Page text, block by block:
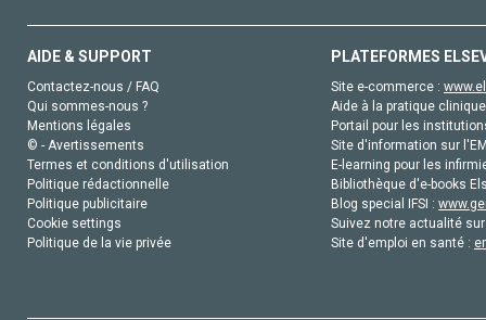
AIDE & SUPPORT
Contactez-nous / FAQ
Qui sommes-nous ?
Mentions légales
© - Avertissements
Termes et conditions d'utilisation
Politique rédactionnelle
Politique publicitaire
Cookie settings
Politique de la vie privée
PLATEFORMES
Site e-commerce :
Aide à la pratique
Portail pour les
Site d'information sur
E-learning pour les
Bibliothèque d'e-books
Blog special IFSI :
Suivez notre actualité
Site d'emploi en santé :